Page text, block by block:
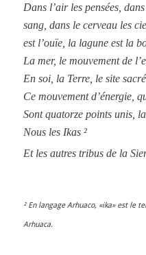
Dans l’air les pensées,
sang, dans le cerveau les
est l’ouïe, la lagune est la
La mer, le mouvement de
En soi, la Terre, le site
Ce mouvement d’énergie,
Sont quatorze points unis,
Nous lesIkas ²
Et les autres tribus de la
² En langage Arhuaco, «ika» est le
Arhuaca.